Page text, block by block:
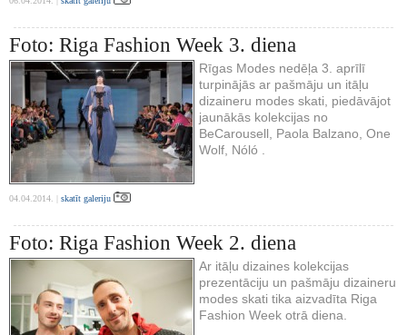
Foto: Riga Fashion Week 3. diena
Rīgas Modes nedēļa 3. aprīlī
turpinājās ar pašmāju un itāļu
dizaineru modes skati, piedāvājot
jaunākās kolekcijas no
BeCarousell, Paola Balzano, One
Wolf, Nóló .
04.04.2014. | skatīt galeriju
Foto: Riga Fashion Week 2. diena
Ar itāļu dizaines kolekcijas
prezentāciju un pašmāju dizaineru
modes skati tika aizvadīta Riga
Fashion Week otrā diena.